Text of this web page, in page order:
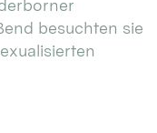
besuchten sie